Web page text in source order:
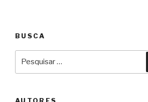
BUSCA
AUTORES